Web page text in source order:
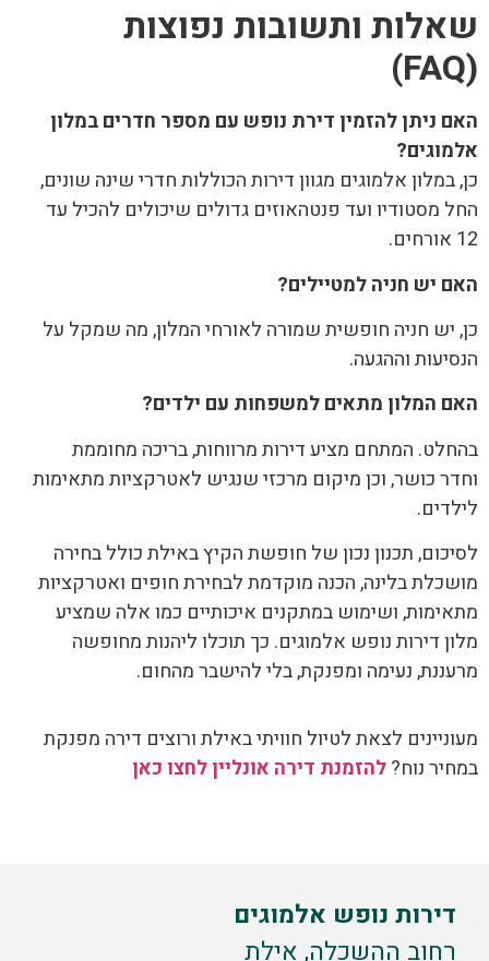
שאלות ותשובות נפוצות
(FAQ)
האם ניתן להזמין דירת נופש עם מספר חדרים במלון
אלמוגים?
כן, במלון אלמוגים מגוון דירות הכוללות חדרי שינה שונים,
החל מסטודיו ועד פנטהאוזים גדולים שיכולים להכיל עד
12 אורחים.
האם יש חניה למטיילים?
כן, יש חניה חופשית שמורה לאורחי המלון, מה שמקל על
הנסיעות וההגעה.
האם המלון מתאים למשפחות עם ילדים?
בהחלט. המתחם מציע דירות מרווחות, בריכה מחוממת
וחדר כושר, וכן מיקום מרכזי שנגיש לאטרקציות מתאימות
לילדים.
לסיכום, תכנון נכון של חופשת הקיץ באילת כולל בחירה
מושכלת בלינה, הכנה מוקדמת לבחירת חופים ואטרקציות
מתאימות, ושימוש במתקנים איכותיים כמו אלה שמציע
מלון דירות נופש אלמוגים. כך תוכלו ליהנות מחופשה
מרעננת, נעימה ומפנקת, בלי להישבר מהחום.
מעוניינים לצאת לטיול חוויתי באילת ורוצים דירה מפנקת
במחיר נוח?להזמנת דירה אונליין לחצו כאן
דירות נופש אלמוגים
רחוב ההשכלה, אילת